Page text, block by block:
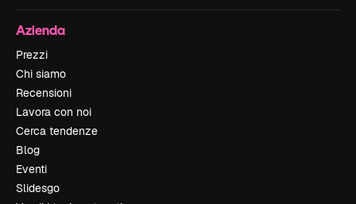
Azienda
Prezzi
Chi siamo
Recensioni
Lavora con noi
Cerca tendenze
Blog
Eventi
Slidesgo